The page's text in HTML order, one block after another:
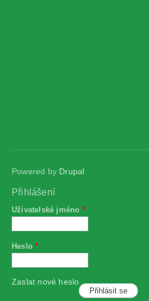
Powered by Drupal
Přihlášení
Uživatelské jméno *
Heslo*
Zaslat nové heslo